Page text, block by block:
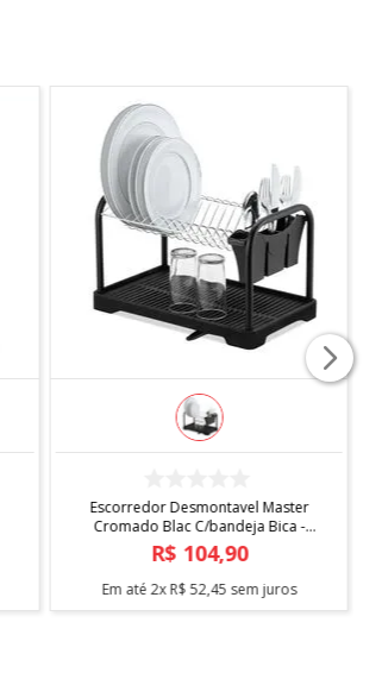
Escorredor Desmontavel Master
Cromado Blac C/bandeja Bica -
Arthi
R$ 104,90
Em até2xR$52,45 sem juros